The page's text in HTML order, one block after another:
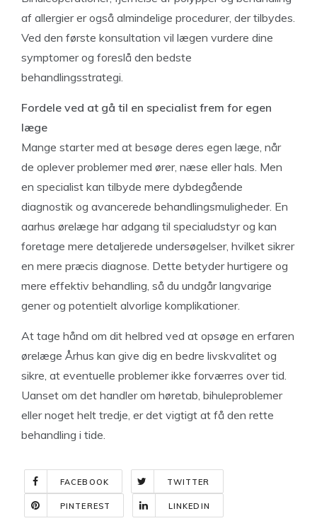
af allergier er også almindelige procedurer, der tilbydes.
Ved den første konsultation vil lægen vurdere dine
symptomer og foreslå den bedste
behandlingsstrategi.
Fordele ved at gå til en specialist frem for egen
læge
Mange starter med at besøge deres egen læge, når
de oplever problemer med ører, næse eller hals. Men
en specialist kan tilbyde mere dybdegående
diagnostik og avancerede behandlingsmuligheder. En
aarhus ørelæge har adgang til specialudstyr og kan
foretage mere detaljerede undersøgelser, hvilket sikrer
en mere præcis diagnose. Dette betyder hurtigere og
mere effektiv behandling, så du undgår langvarige
gener og potentielt alvorlige komplikationer.
At tage hånd om dit helbred ved at opsøge en erfaren
ørelæge Århus kan give dig en bedre livskvalitet og
sikre, at eventuelle problemer ikke forværres over tid.
Uanset om det handler om høretab, bihuleproblemer
eller noget helt tredje, er det vigtigt at få den rette
behandling i tide.
FACEBOOK TWITTER
PINTEREST LINKEDIN